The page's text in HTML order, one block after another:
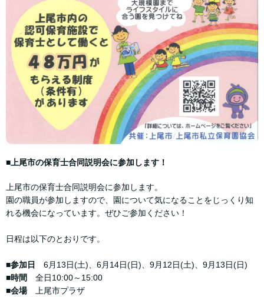
■上尾市の保育士合同説明会に参加します！
上尾市の保育士合同説明会に参加します。
園の職員が参加しますので、園について気になることをじっくり知
れる機会になっています。ぜひご参加ください！
日程は以下のとおりです。
■参加日
6月13日(土)、6月14日(日)、9月12日(土)、9月13日(日)
■時間
全日10:00～15:00
■会場上尾市プラザ